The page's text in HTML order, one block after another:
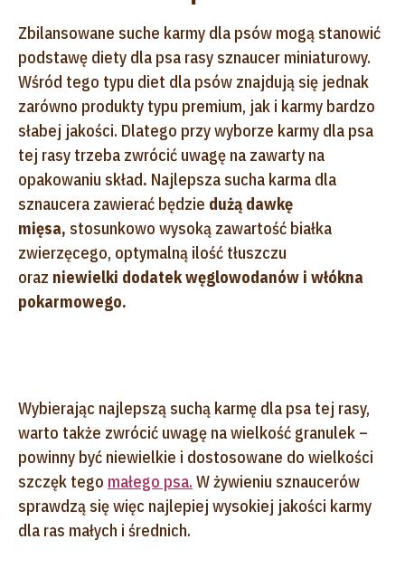
Zbilansowane suche karmy dla psów mogą stanowić
podstawę diety dla psa rasy sznaucer miniaturowy.
Wśród tego typu diet dla psów znajdują się jednak
zarówno produkty typu premium, jak i karmy bardzo
słabej jakości. Dlatego przy wyborze karmy dla psa
tej rasy trzeba zwrócić uwagę na zawarty na
opakowaniu skład. Najlepsza sucha karma dla
sznaucera zawierać będzie dużą dawkę
mięsa, stosunkowo wysoką zawartość białka
zwierzęcego, optymalną ilość tłuszczu
oraz niewielki dodatek węglowodanów i włókna
pokarmowego.
Wybierając najlepszą suchą karmę dla psa tej rasy,
warto także zwrócić uwagę na wielkość granulek –
powinny być niewielkie i dostosowane do wielkości
szczęk tego małego psa. W żywieniu sznaucerów
sprawdzą się więc najlepiej wysokiej jakości karmy
dla ras małych i średnich.